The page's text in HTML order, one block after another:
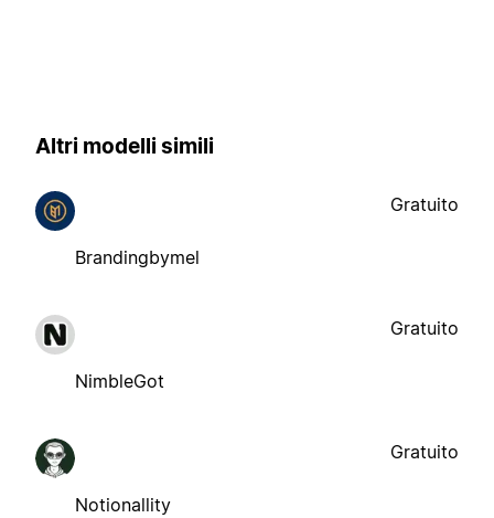
Altri modelli simili
Brandingbymel
Gratuito
NimbleGot
Gratuito
Notionallity
Gratuito